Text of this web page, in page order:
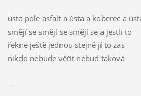
ústa pole asfalt a ústa a koberec a
smějí se smějí se smějí se a jestli to
řekne ještě jednou stejně jí to zas
nikdo nebude věřit nebuď taková
—